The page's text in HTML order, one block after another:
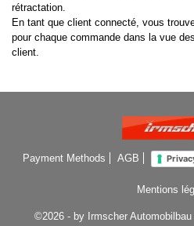
rétractation.
En tant que client connecté, vous
pour chaque commande dans la vue
client.
Payment Methods AGB
Mentions
©2026 - by Irmscher